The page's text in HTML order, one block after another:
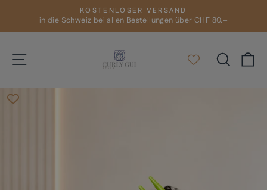
Inhalt
Pause
Diashow
KOSTENLOSER VERSAND
in die Schweiz bei allen Bestellungen über CHF 80.–
Suche